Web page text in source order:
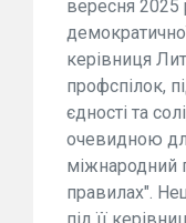
вересня 2025
керівниця
профспілок,
єдності та
очевидною
міжнародний
правилах".
під її